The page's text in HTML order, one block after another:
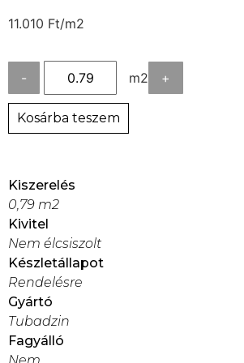
11.010 Ft/m2
- m2 +
Kosárba teszem
Kiszerelés
0,79 m2
Kivitel
Nem élcsiszolt
Készletállapot
Rendelésre
Gyártó
Tubadzin
Fagyálló